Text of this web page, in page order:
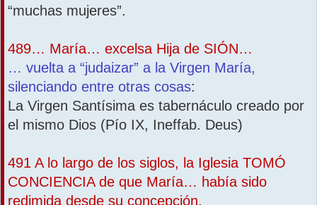
“muchas mujeres”.
489… María… excelsa Hija de SIÓN…
… vuelta a “judaizar” a la Virgen María,
silenciando entre otras cosas:
La Virgen Santísima es tabernáculo creado por
el mismo Dios (Pío IX, Ineffab. Deus)
491 A lo largo de los siglos, la Iglesia TOMÓ
CONCIENCIA de que María… había sido
redimida desde su concepción.